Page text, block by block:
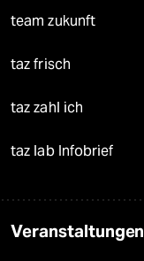
team zukunft
taz frisch
taz zahl ich
taz lab Infobrief
Veranstaltungen